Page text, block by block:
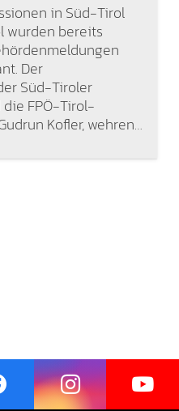
in Süd-Tirol
wurden bereits
Der
Süd-Tiroler
die FPÖ-Tirol-
Kofler, wehren…